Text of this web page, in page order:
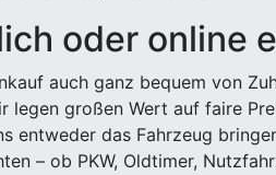
oder online
auch ganz bequem von
legen großen Wert auf faire
entweder das Fahrzeug
– ob PKW, Oldtimer,